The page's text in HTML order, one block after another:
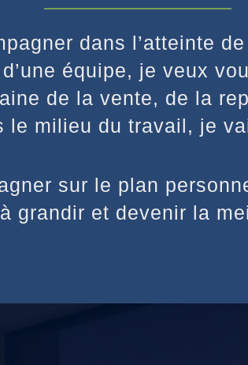
dans l’atteinte
équipe, je veux
de la vente, de la
milieu du travail, je
sur le plan
grandir et devenir la